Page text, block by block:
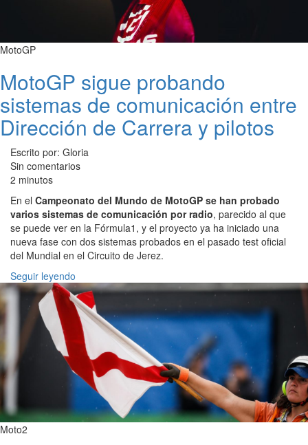
MotoGP
MotoGP sigue probando
sistemas de comunicación entre
Dirección de Carrera y pilotos
Escrito por: Gloria
Sin comentarios
2 minutos
En el Campeonato del Mundo de MotoGP se han probado
varios sistemas de comunicación por radio, parecido al que
se puede ver en la Fórmula1, y el proyecto ya ha iniciado una
nueva fase con dos sistemas probados en el pasado test oficial
del Mundial en el Circuito de Jerez.
Seguir leyendo
Moto2